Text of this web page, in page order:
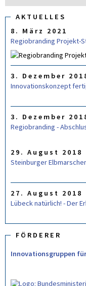
U
C
O
M
u
AKTUELLES
8. März 2021
Regiobranding Projekt-
3. Dezember
Innovationskonzept
3. Dezember
Regiobranding -
29. August 2018
Steinburger
27. August 2018
Lübeck natürlich! - Der
FÖRDERER
Innovationsgruppen